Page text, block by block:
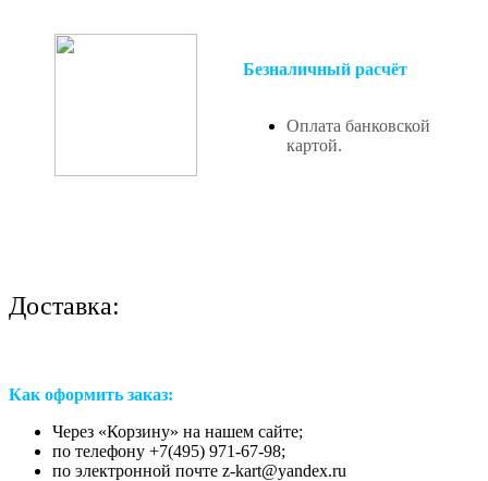
Безналичный расчёт
Оплата банковской
картой.
Доставка:
Как оформить заказ:
Через «Корзину» на нашем сайте;
по телефону +7(495) 971-67-98;
по электронной почте z-kart@yandex.ru